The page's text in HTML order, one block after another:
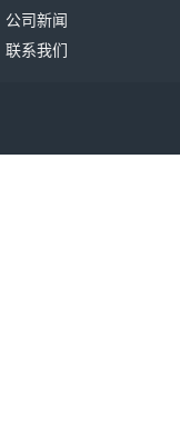
公司新闻
联系我们